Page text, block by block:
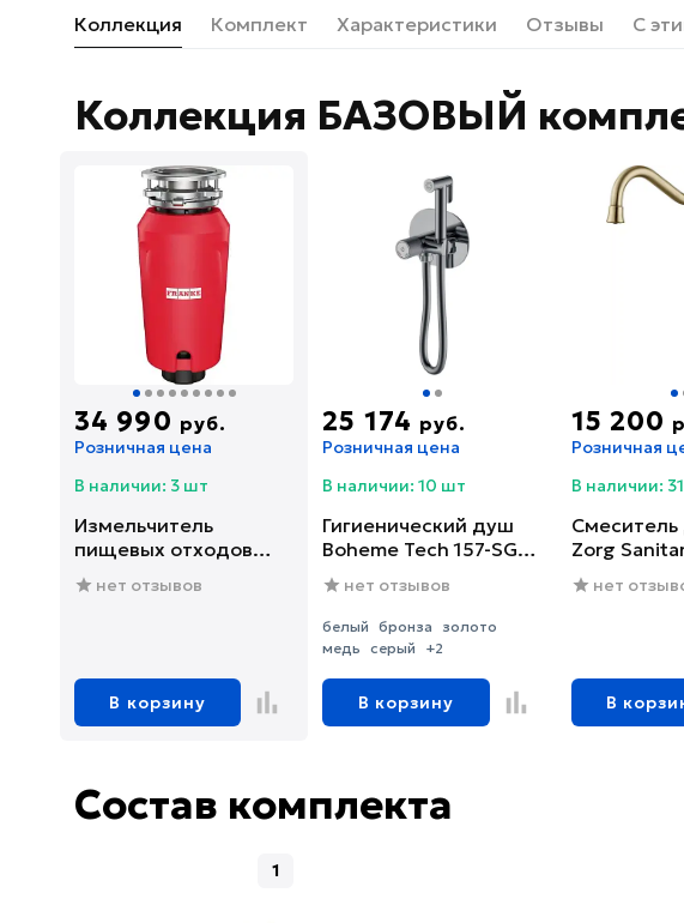
Коллекция Комплект Характеристики Отзывы С
Коллекция БАЗОВЫЙ
34 990 руб.
Розничная цена
В наличии: 3 шт
Измельчитель
пищевых отходов
Franke SLIM 75
(134.0715.096)
нет отзывов
В корзину
25 174 руб.
Розничная цена
В наличии: 10 шт
Гигиенический душ
Boheme Tech 157-SGM
со смесителем, С
ВНУТРЕННЕЙ
ЧАСТЬЮ, shine gun
metal
нет отзывов
белый бронза
золото
медь
серый +2
В корзину
15 200
Розничная
В наличии:
Смеситель
Zorg
YF-BR
нет
В
Состав комплекта
1